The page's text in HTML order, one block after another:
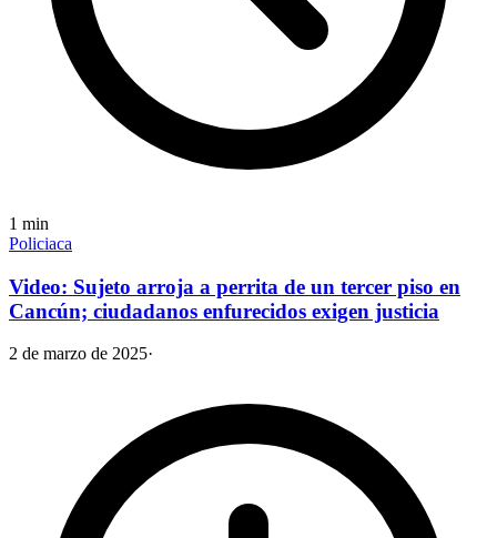
1 min
Policiaca
Video: Sujeto arroja a perrita de un tercer piso en
Cancún; ciudadanos enfurecidos exigen justicia
2 de marzo de 2025·